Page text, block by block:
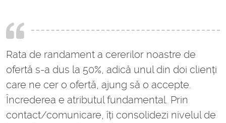
Rata de randament a cererilor noastre de
ofertă s-a dus la 50%, adică unul din doi clienți
care ne cer o ofertă, ajung să o accepte.
Încrederea e atributul fundamental. Prin
contact/comunicare, îți consolidezi nivelul de